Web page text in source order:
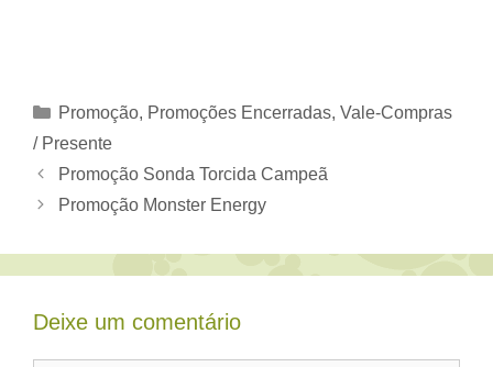
Categorias
Promoção, Promoções Encerradas, Vale-Compras
/ Presente
Promoção Sonda Torcida Campeã
Promoção Monster Energy
Deixe um comentário